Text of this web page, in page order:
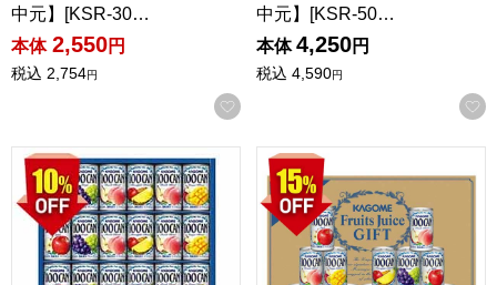
中元】[KSR-30…
本体 2,550円
税込 2,754円
お気に入りに登録する
中元】[KSR-50…
本体 4,250円
税込 4,590円
カゴメ フルーツジュースギフト【夏の贈りもの・お中元】
カゴメ フルーツジュースギ